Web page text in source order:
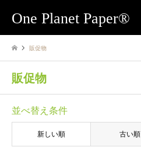
One Planet Paper®
販促物
販促物
並べ替え条件
新しい順 古い順